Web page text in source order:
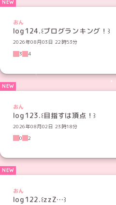
おん
log124.꒰ブログランキング！꒱
2026年08月03日 22時53分
3
4
おん
log123.꒰目指すは頂点！꒱
2026年08月02日 23時18分
0
2
おん
log122.꒰zzZ…꒱